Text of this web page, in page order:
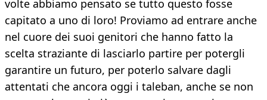
volte abbiamo pensato se tutto questo fosse
capitato a uno di loro! Proviamo ad entrare anche
nel cuore dei suoi genitori che hanno fatto la
scelta straziante di lasciarlo partire per potergli
garantire un futuro, per poterlo salvare dagli
attentati che ancora oggi i taleban, anche se non